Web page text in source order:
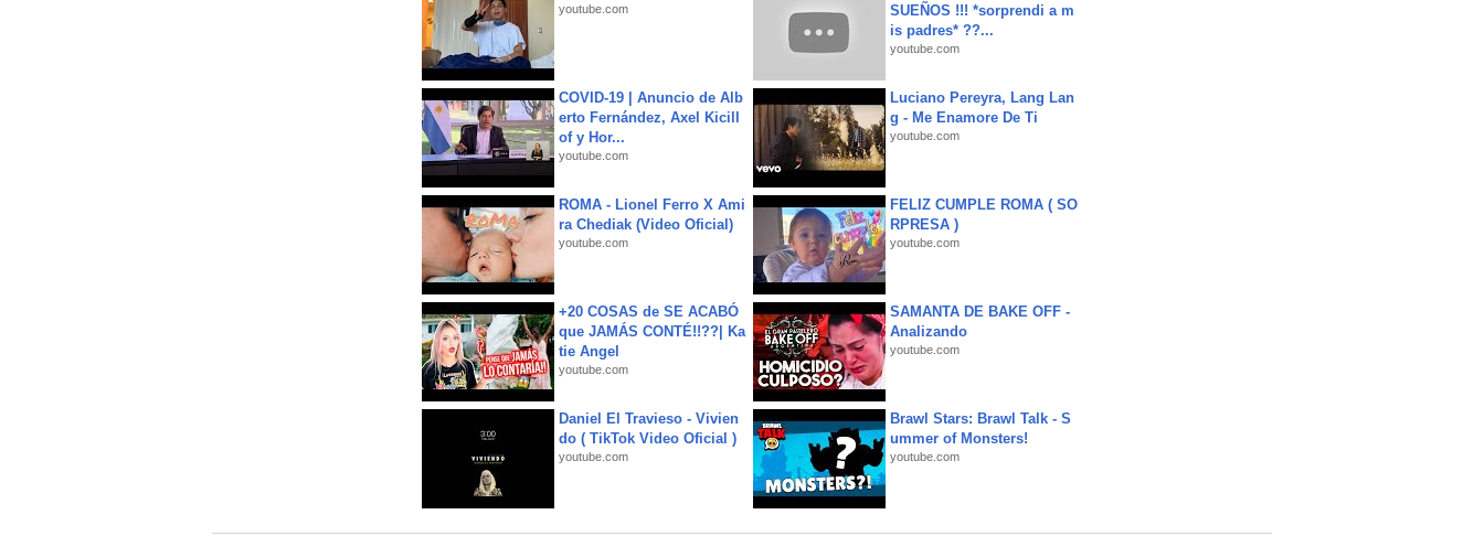
youtube.com
SUEÑOS !!! *sorprendi a m
is padres* ??...
youtube.com
COVID-19 | Anuncio de Alb
erto Fernández, Axel Kicill
of y Hor...
youtube.com
Luciano Pereyra, Lang Lan
g - Me Enamore De Ti
youtube.com
ROMA - Lionel Ferro X Ami
ra Chediak (Video Oficial)
youtube.com
FELIZ CUMPLE ROMA ( SO
RPRESA )
youtube.com
+20 COSAS de SE ACABÓ
que JAMÁS CONTÉ!!??| Ka
tie Angel
youtube.com
SAMANTA DE BAKE OFF -
Analizando
youtube.com
Daniel El Travieso - Vivien
do ( TikTok Video Oficial )
youtube.com
Brawl Stars: Brawl Talk - S
ummer of Monsters!
youtube.com